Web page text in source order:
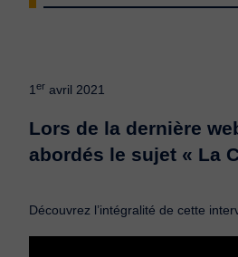
1 er avril 2021
Lors de la dernière
abordés le sujet « La
Découvrez l’intégralité de cette